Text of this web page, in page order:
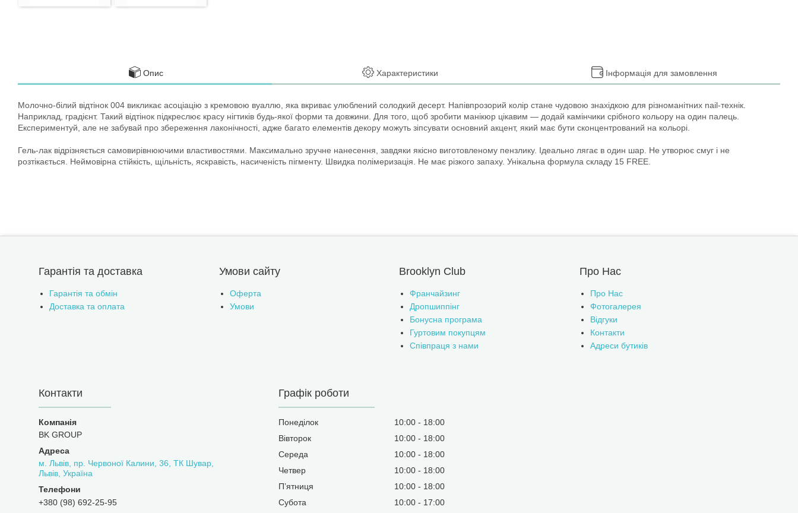
Опис Характеристики Інформація для замовлення
Молочно-білий відтінок 004 викликає асоціацію з кремовою вуаллю, яка вкриває улюблений солодкий десерт. Напівпрозорий колір стане чудовою знахідкою для різноманітних nail-технік.
Наприклад, градієнт. Такий відтінок підкреслює красу нігтиків будь-якої форми та довжини. Для того, щоб зробити манікюр цікавим — додай камінчики срібного кольору на один палець.
Експериментуй, але не забувай про збереження лаконічності, адже багато елементів декору можуть зіпсувати основний акцент, який має бути сконцентрований на кольорі.
Гель-лак відрізняється самовирівнюючими властивостями. Максимально зручне нанесення, завдяки якісно виготовленому пензлику. Ідеально лягає в один шар. Не утворює смуг і не
розтікається. Неймовірна стійкість, щільність, яскравість, насиченість пігменту. Швидка полімеризація. Не має різкого запаху. Унікальна формула складу 15 FREE.
Гарантія та доставка
Гарантія та обмін
Доставка та оплата
Умови сайту
Оферта
Умови
Brooklyn Club
Франчайзинг
Дропшиппінг
Бонусна програма
Гуртовим покупцям
Співпраця з нами
Про Нас
Про Нас
Фотогалерея
Відгуки
Контакти
Адреси бутиків
Контакти
BK GROUP
м. Львів, пр. Червоної Калини, 36, ТК Шувар,
Львів, Україна
+380 (98) 692-25-95
Графік роботи
Понеділок 10:00
18:00
Вівторок
10:00
18:00
Середа
10:00
18:00
Четвер
10:00
18:00
Пʼятниця
10:00
18:00
Субота
10:00 17:00